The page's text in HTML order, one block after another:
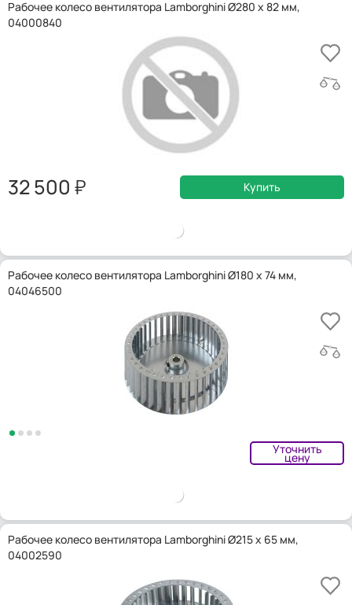
Рабочее колесо вентилятора Lamborghini Ø280 x 82 мм,
04000840
32 500 Купить
Рабочее колесо вентилятора Lamborghini Ø180 x 74 мм,
04046500
Уточнить
цену
Рабочее колесо вентилятора Lamborghini Ø215 x 65 мм,
04002590